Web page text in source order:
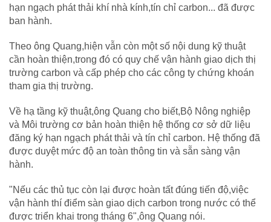
hạn ngạch phát thải khí nhà kính,tín chỉ carbon... đã được
ban hành.
Theo ông Quang,hiện vẫn còn một số nội dung kỹ thuật
cần hoàn thiện,trong đó có quy chế vận hành giao dịch thị
trường carbon và cấp phép cho các công ty chứng khoán
tham gia thị trường.
Về hạ tầng kỹ thuật,ông Quang cho biết,Bộ Nông nghiệp
và Môi trường cơ bản hoàn thiện hệ thống cơ sở dữ liệu
đăng ký hạn ngạch phát thải và tín chỉ carbon. Hệ thống đã
được duyệt mức độ an toàn thông tin và sẵn sàng vận
hành.
"Nếu các thủ tục còn lại được hoàn tất đúng tiến độ,việc
vận hành thí điểm sàn giao dịch carbon trong nước có thể
được triển khai trong tháng 6",ông Quang nói.